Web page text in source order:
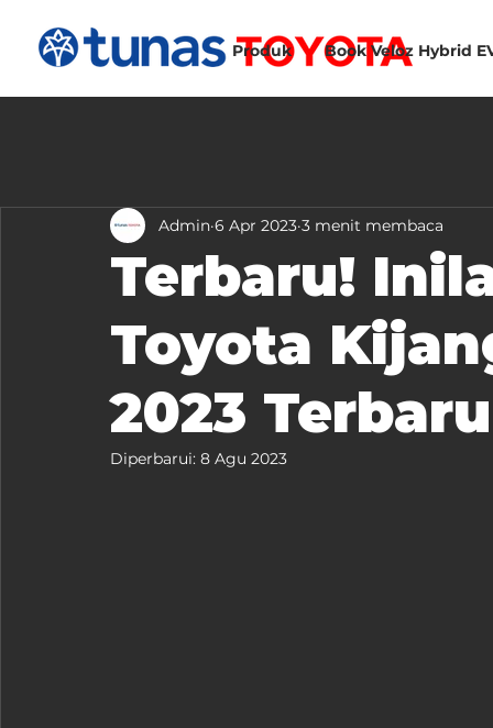
Produk Book Veloz Hybrid
Terbaru!
Toyota
2023 Terbaru
Admin 6 Apr 2023 3 menit membaca
Diperbarui: 8 Agu 2023